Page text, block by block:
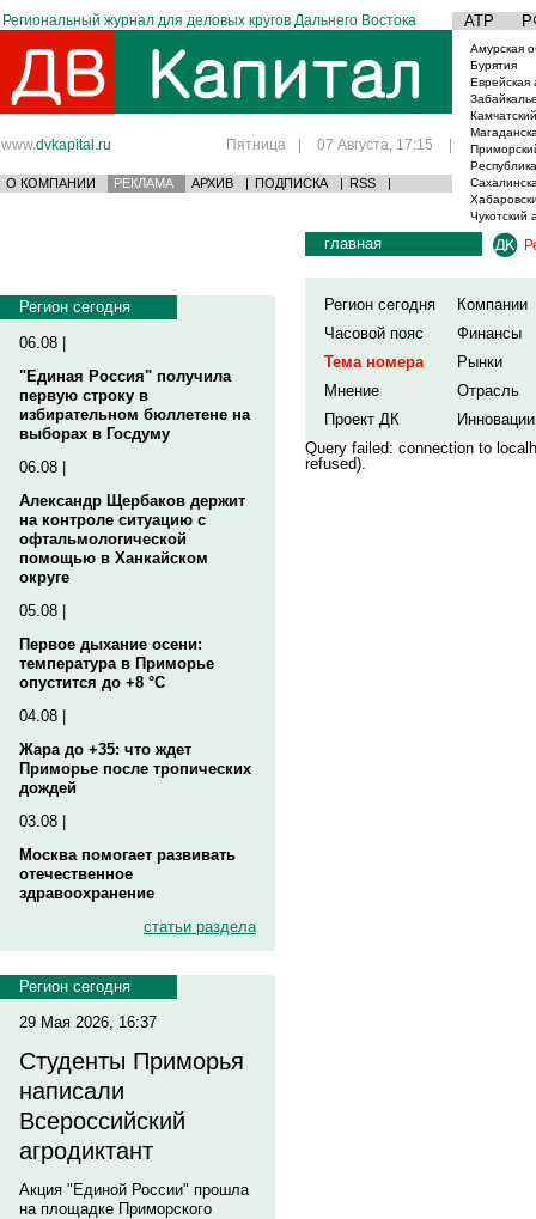
Региональный журнал для деловых кругов Дальнего Востока АТР
www.dvkapital.ru Пятница | 07 Августа, 17:15 |
О КОМПАНИИ РЕКЛАМА АРХИВ | ПОДПИСКА | RSS |
Амурская
Бурятия
Еврейская
Чукотский
Регион сегодня
06.08 |
"Единая Россия" получила
первую строку в
избирательном бюллетене на
выборах в Госдуму
06.08 |
Александр Щербаков держит
на контроле ситуацию с
офтальмологической
помощью в Ханкайском
округе
05.08 |
Первое дыхание осени:
температура в Приморье
опустится до +8 °C
04.08 |
Жара до +35: что ждет
Приморье после тропических
дождей
03.08 |
Москва помогает развивать
отечественное
здравоохранение
статьи раздела
Регион сегодня
29 Мая 2026, 16:37
Студенты Приморья
написали
Всероссийский
агродиктант
Акция "Единой России" прошла
на площадке Приморского
главная
Регион сегодня
Компании
Часовой пояс
Финансы
Тема номера
Рынки
Мнение
Отрасль
Проект ДК
Инновации
Query failed: connection to
refused).